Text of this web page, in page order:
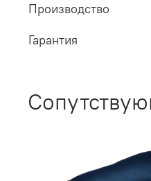
Производство
Гарантия